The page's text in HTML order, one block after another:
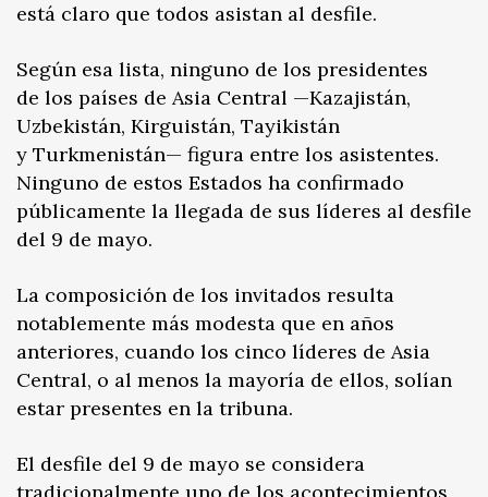
está claro que todos asistan al desfile.
Según esa lista, ninguno de los presidentes
de los países de Asia Central —Kazajistán,
Uzbekistán, Kirguistán, Tayikistán
y Turkmenistán— figura entre los asistentes.
Ninguno de estos Estados ha confirmado
públicamente la llegada de sus líderes al desfile
del 9 de mayo.
La composición de los invitados resulta
notablemente más modesta que en años
anteriores, cuando los cinco líderes de Asia
Central, o al menos la mayoría de ellos, solían
estar presentes en la tribuna.
El desfile del 9 de mayo se considera